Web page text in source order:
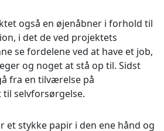
også en øjenåbner i forhold til
i det de ved projektets
se fordelene ved at have et job,
og noget at stå op til. Sidst
fra en tilværelse på
selvforsørgelse.